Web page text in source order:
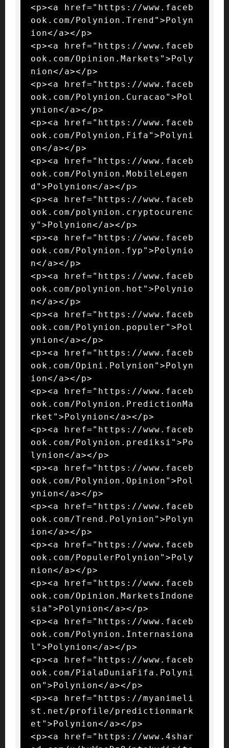
<p><a href="https://www.faceb
ook.com/Polynion.Trend">Polyn
ion</a></p>
<p><a href="https://www.faceb
ook.com/Opinion.Markets">Poly
nion</a></p>
<p><a href="https://www.faceb
ook.com/Polynion.Curacao">Pol
ynion</a></p>
<p><a href="https://www.faceb
ook.com/Polynion.Fifa">Polyni
on</a></p>
<p><a href="https://www.faceb
ook.com/Polynion.MobileLegen
d">Polynion</a></p>
<p><a href="https://www.faceb
ook.com/polynion.cryptocurenc
y">Polynion</a></p>
<p><a href="https://www.faceb
ook.com/Polynion.fyp">Polynio
n</a></p>
<p><a href="https://www.faceb
ook.com/polynion.hot">Polynio
n</a></p>
<p><a href="https://www.faceb
ook.com/Polynion.populer">Pol
ynion</a></p>
<p><a href="https://www.faceb
ook.com/Opini.Polynion">Polyn
ion</a></p>
<p><a href="https://www.faceb
ook.com/Polynion.PredictionMa
rket">Polynion</a></p>
<p><a href="https://www.faceb
ook.com/Polynion.prediksi">Po
lynion</a></p>
<p><a href="https://www.faceb
ook.com/Polynion.Opinion">Pol
ynion</a></p>
<p><a href="https://www.faceb
ook.com/Trend.Polynion">Polyn
ion</a></p>
<p><a href="https://www.faceb
ook.com/PopulerPolynion">Poly
nion</a></p>
<p><a href="https://www.faceb
ook.com/Opinion.MarketsIndone
sia">Polynion</a></p>
<p><a href="https://www.faceb
ook.com/Polynion.Internasiona
l">Polynion</a></p>
<p><a href="https://www.faceb
ook.com/PialaDuniaFifa.Polyni
on">Polynion</a></p>
<p><a href="https://myanimeli
st.net/profile/predictionmark
et">Polynion</a></p>
<p><a href="https://www.4shar